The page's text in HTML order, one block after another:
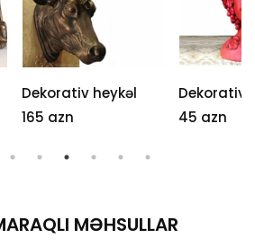
Dekorativ heykəl
165 azn
Dekorativ
45 azn
MƏHSULLAR